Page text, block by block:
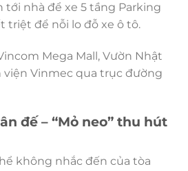
tới nhà để xe 5 tầng Parking
triệt để nỗi lo đỗ xe ô tô.
Mega Mall, Vườn Nhật
viện Vinmec qua trục đường
đế – “Mỏ neo” thu hút
không nhắc đến của tòa